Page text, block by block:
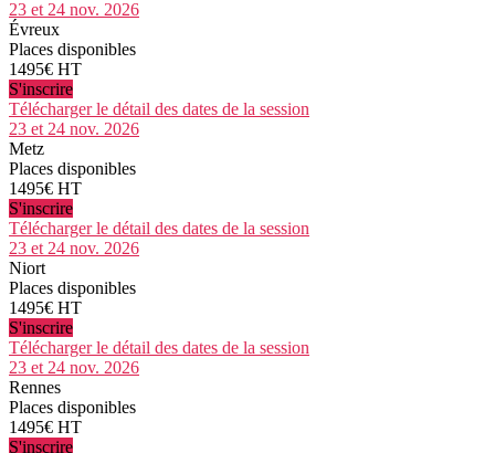
23 et 24 nov. 2026
Évreux
Places disponibles
1495€ HT
S'inscrire
Télécharger le détail des dates de la session
23 et 24 nov. 2026
Metz
Places disponibles
1495€ HT
S'inscrire
Télécharger le détail des dates de la session
23 et 24 nov. 2026
Niort
Places disponibles
1495€ HT
S'inscrire
Télécharger le détail des dates de la session
23 et 24 nov. 2026
Rennes
Places disponibles
1495€ HT
S'inscrire